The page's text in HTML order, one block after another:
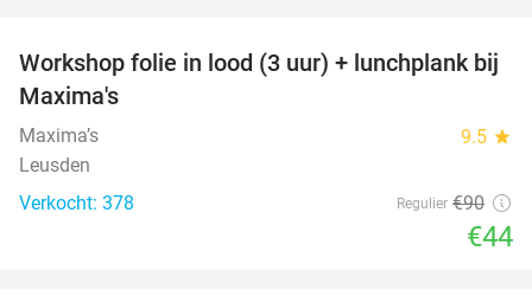
51%
Workshop folie in lood (3 uur) + lunchplank bij
Maxima's
Maxima’s 9.5 star
Leusden
Verkocht: 378
Regulier €90
€44